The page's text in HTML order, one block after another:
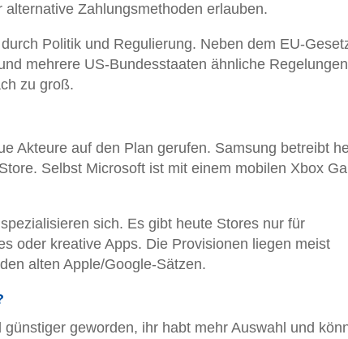
Zahlungsmethoden erlauben.
Politik und Regulierung. Neben dem EU-
mehrere US-Bundesstaaten ähnliche
zu groß.
Akteure auf den Plan gerufen. Samsung betreibt
Selbst Microsoft ist mit einem mobilen Xbox
sich. Es gibt heute Stores nur für
oder kreative Apps. Die Provisionen liegen meist
alten Apple/Google-Sätzen.
geworden, ihr habt mehr Auswahl und